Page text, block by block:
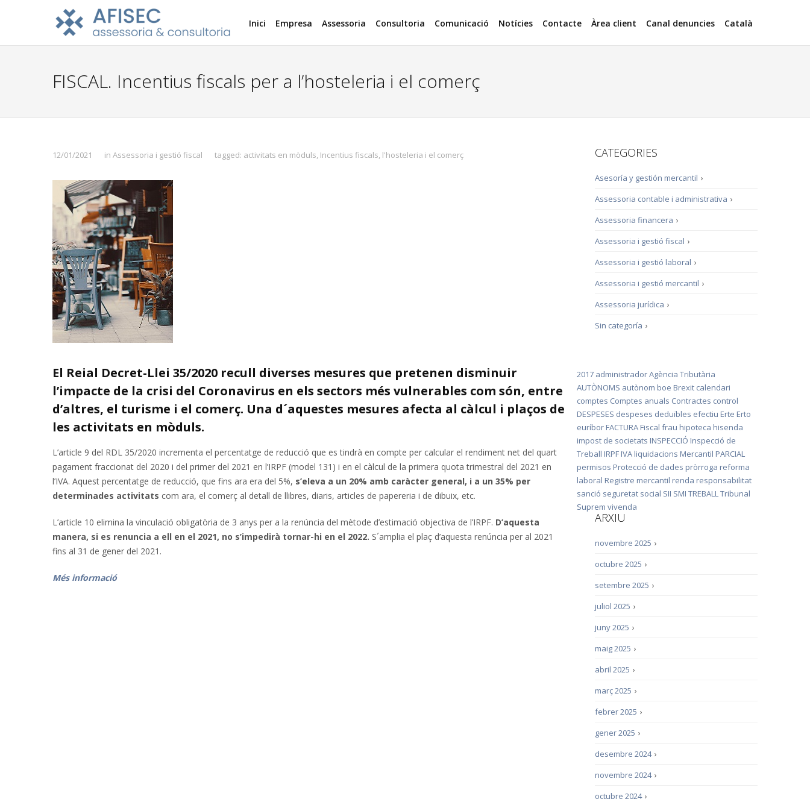
Inici Empresa Assessoria Consultoria Comunicació Notícies Contacte Àrea client Canal denuncies Català
FISCAL. Incentius fiscals per a l’hosteleria i el comerç
12/01/2021 in Assessoria i gestió fiscal tagged: activitats en mòduls, Incentius fiscals, l'hosteleria i el comerç
El Reial Decret-Llei 35/2020 recull diverses mesures que pretenen disminuir
l’impacte de la crisi del Coronavirus en els sectors més vulnerables com són, entre
d’altres, el turisme i el comerç. Una d´aquestes mesures afecta al càlcul i plaços de
les activitats en mòduls.
L’article 9 del RDL 35/2020 incrementa el percentatge de reducció que es tindrà en compte per calcular el rendiment net del quart
pagament fraccionat del 2020 i del primer del 2021 en l’IRPF (model 131) i en el càlcul de la primera quota trimestral del 2021 en
l’IVA. Aquest percentatge de reducció, que fins ara era del 5%, s’eleva a un 20% amb caràcter general, i a un 35% per
determinades activitats com ara, el comerç al detall de llibres, diaris, articles de papereria i de dibuix, etc.
L’article 10 elimina la vinculació obligatòria de 3 anys per a la renúncia del mètode d’estimació objectiva de l’IRPF. D’aquesta
manera, si es renuncia a ell en el 2021, no s’impedirà tornar-hi en el 2022. S´amplia el plaç d’aquesta renúncia per al 2021
fins al 31 de gener del 2021.
Més informació
CATEGORIES
›
Asesoría y gestión mercantil
›
Assessoria contable i administrativa
›
Assessoria financera
›
Assessoria i gestió fiscal
›
Assessoria i gestió laboral
›
Assessoria i gestió mercantil
›
Assessoria jurídica
›
Sin categoría
2017 administradorAgència Tributària
AUTÒNOMS autònom boe Brexit calendari
comptes Comptes anuals Contractes control
DESPESES despeses deduïbles efectiu Erte Erto
euríbor FACTURA Fiscal frau hipoteca hisenda
impost de societats INSPECCIÓ Inspecció de
Treball IRPF IVA liquidacions Mercantil PARCIAL
permisos Protecció de dades pròrroga reforma
laboral Registre mercantil renda responsabilitat
sanció seguretat social SII SMI TREBALLTribunal
Suprem vivenda
ARXIU
›
novembre 2025
›
octubre 2025
›
setembre 2025
›
juliol 2025
›
juny 2025
›
maig 2025
›
abril 2025
›
març 2025
›
febrer 2025
›
gener 2025
›
desembre 2024
›
novembre 2024
›
octubre 2024